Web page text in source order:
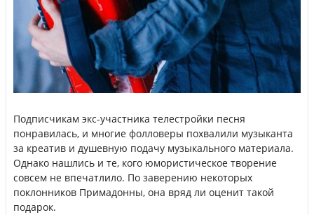
Подписчикам экс-участника телестройки песня
понравилась, и многие фолловеры похвалили музыканта
за креатив и душевную подачу музыкального материала.
Однако нашлись и те, кого юмористическое творение
совсем не впечатлило. По заверению некоторых
поклонников Примадонны, она вряд ли оценит такой
подарок.